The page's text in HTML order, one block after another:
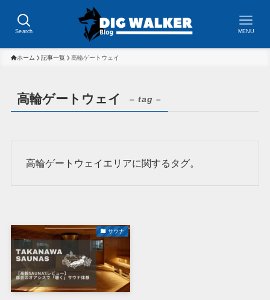
Search MENU
ホーム 記事一覧 高輪ゲートウェイ
高輪ゲートウェイ – tag –
高輪ゲートウェイエリアに関するタグ。
サウナ